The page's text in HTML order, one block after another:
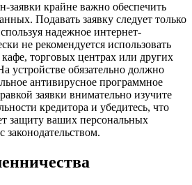
крайне важно обеспечить
Подавать заявку следует только
надежное интернет-
не рекомендуется использовать
торговых центрах или других
устройстве обязательно должно
антивирусное программное
заявки внимательно изучите
кредитора и убедитесь, что
защиту ваших персональных
законодательством.